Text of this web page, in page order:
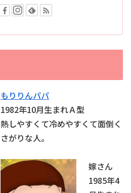
もりりんパパ
1982年10月生まれＡ型
熱しやすくて冷めやすくて面倒く
さがりな人。
嫁さん
1985年4